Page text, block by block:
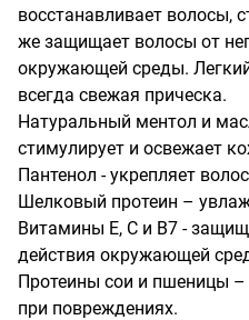
восстанавливает волосы,
же защищает волосы от
окружающей среды.
всегда свежая прическа.
Натуральный ментол и
стимулирует и освежает
Пантенол - укрепляет
Шелковый протеин –
Витамины Е, С и B7 -
действия окружающей
Протеины сои и пшеницы
при повреждениях.